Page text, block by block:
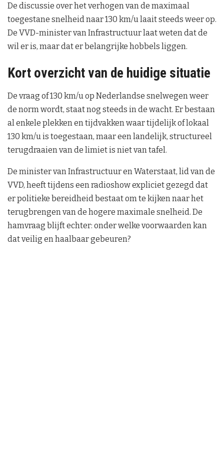
De discussie over het verhogen van de maximaal
toegestane snelheid naar 130 km/u laait steeds weer op.
De VVD-minister van Infrastructuur laat weten dat de
wil er is, maar dat er belangrijke hobbels liggen.
Kort overzicht van de huidige situatie
De vraag of 130 km/u op Nederlandse snelwegen weer
de norm wordt, staat nog steeds in de wacht. Er bestaan
al enkele plekken en tijdvakken waar tijdelijk of lokaal
130 km/u is toegestaan, maar een landelijk, structureel
terugdraaien van de limiet is niet van tafel.
De minister van Infrastructuur en Waterstaat, lid van de
VVD, heeft tijdens een radioshow expliciet gezegd dat
er politieke bereidheid bestaat om te kijken naar het
terugbrengen van de hogere maximale snelheid. De
hamvraag blijft echter: onder welke voorwaarden kan
dat veilig en haalbaar gebeuren?